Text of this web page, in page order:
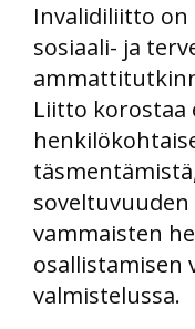
Invalidiliitto
sosiaali- ja
Liitto korostaa
vammaisten
osallistamisen
valmistelussa.